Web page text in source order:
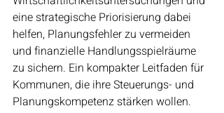
eine strategische Priorisierung dabei
helfen, Planungsfehler zu vermeiden
und finanzielle Handlungsspielräume
zu sichern. Ein kompakter Leitfaden für
Kommunen, die ihre Steuerungs- und
Planungskompetenz stärken wollen.